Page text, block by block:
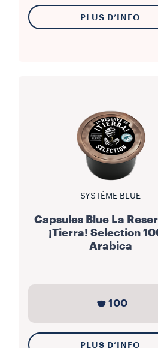
PLUS D’INFO
SYSTÈME BLUE
Capsules Blue La
¡Tierra! Selection
Arabica
100
PLUS D’INFO